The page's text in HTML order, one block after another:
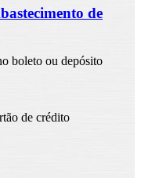
de
boleto ou depósito
de crédito